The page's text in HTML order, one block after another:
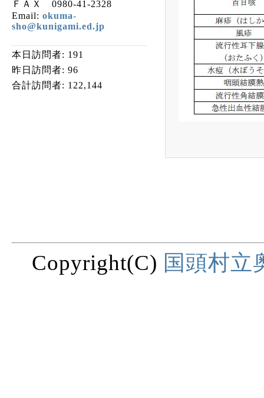
ＦＡＸ 0980-41-2328
Email: okuma-
sho@kunigami.ed.jp
本日訪問者: 191
昨日訪問者: 96
合計訪問者: 122,144
Copyright(C) 国頭村立